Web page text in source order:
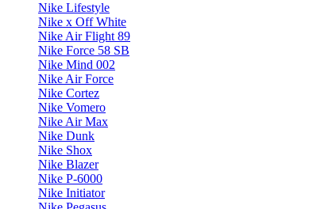
Nike Lifestyle
Nike x Off White
Nike Air Flight 89
Nike Force 58 SB
Nike Mind 002
Nike Air Force
Nike Cortez
Nike Vomero
Nike Air Max
Nike Dunk
Nike Shox
Nike Blazer
Nike P-6000
Nike Initiator